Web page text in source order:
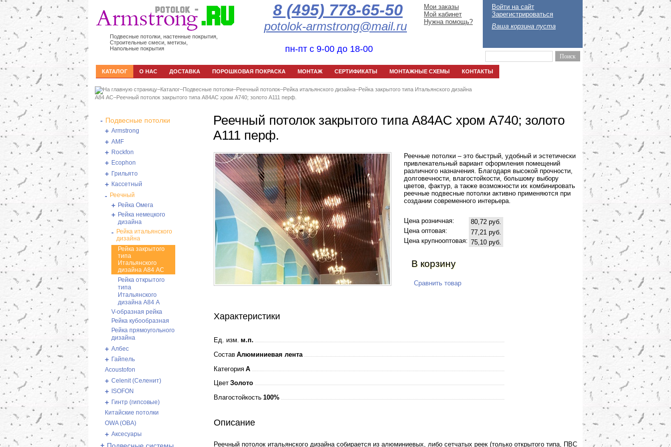
Подвесные потолки, настенные покрытия,
Строительные смеси, метизы,
Напольные покрытия
8 (495) 778-65-50
potolok-armstrong@mail.ru
пн-пт с 9-00 до 18-00
КАТАЛОГ О НАС ДОСТАВКА ПОРОШКОВАЯ ПОКРАСКА МОНТАЖ СЕРТИФИКАТЫ МОНТАЖНЫЕ СХЕМЫ КОНТАКТЫ
Мои заказы
Мой кабинет
Нужна помощь?
Войти на сайт
Зарегистрироваться
Ваша корзина пуста
–Каталог–Подвесные потолки–Реечный потолок–Рейка итальянского дизайна–Рейка закрытого типа Итальянского дизайна
А84 АС–Реечный потолок закрытого типа A84AC хром А740; золото А111 перф.
- Подвесные потолки
+ Armstrong
+ AMF
+ Rockfon
+ Ecophon
+ Грильято
+ Кассетный
- Реечный
+ Рейка Омега
+ Рейка немецкого
дизайна
- Рейка итальянского
дизайна
Рейка закрытого
типа
Итальянского
дизайна А84 АС
Рейка открытого
типа
Итальянского
дизайна А84 А
V-образная рейка
Рейка кубообразная
Рейка прямоугольного
дизайна
+ Албес
+ Гайпель
Acoustofon
+ Celenit (Селенит)
+ ISOFON
+ Гинтр (гипсовые)
Китайские потолки
OWA (ОВА)
+ Аксесуары
Реечный потолок закрытого типа A84AC хром А740; золото
А111 перф.
Реечные потолки – это быстрый, удобный и эстетически
привлекательный вариант оформления помещений
различного назначения. Благодаря высокой прочности,
долговечности, влагостойкости, большому выбору
цветов, фактур, а также возможности их комбинировать
реечные подвесные потолки активно применяются при
создании современного интерьера.
Цена розничная:
80,72 руб.
Цена оптовая:
77,21 руб.
Цена крупнооптовая: 75,10 руб.
В корзину
Сравнить товар
Характеристики
Ед. изм. м.п.
Состав Алюминиевая лента
Категория A
Цвет Золото
Влагостойкость 100%
Описание
Реечный потолок итальянского дизайна собирается из алюминиевых, либо сетчатых реек (только открытого типа, ПВС